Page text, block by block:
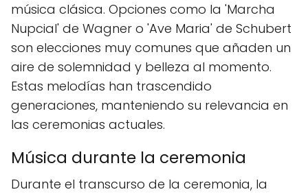
música clásica. Opciones como la 'Marcha
Nupcial' de Wagner o 'Ave Maria' de Schubert
son elecciones muy comunes que añaden un
aire de solemnidad y belleza al momento.
Estas melodías han trascendido
generaciones, manteniendo su relevancia en
las ceremonias actuales.
Música durante la ceremonia
Durante el transcurso de la ceremonia, la